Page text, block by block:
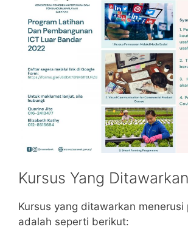
Kursus Yang Ditawarkan
Kursus yang ditawarkan menerusi
adalah seperti berikut: